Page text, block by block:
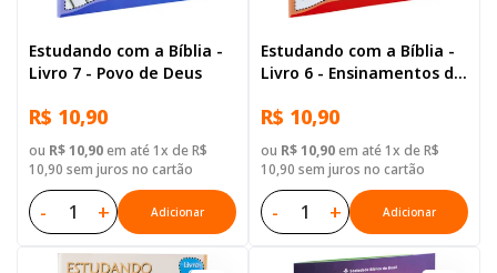
Estudando com a Bíblia -
Livro 7 - Povo de Deus
R$ 10,90
ou R$ 10,90em até 1x de R$
10,90 sem juros no cartão
- + Adicionar
Estudando com a Bíblia -
Livro 6 - Ensinamentos de
R$ 10,90
ou R$ 10,90em até 1x de R$
10,90 sem juros no cartão
- + Adicionar